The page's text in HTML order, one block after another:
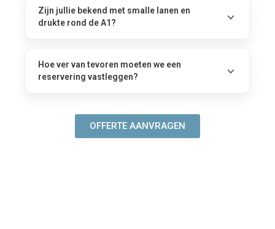
Zijn jullie bekend met smalle lanen en
drukte rond de A1?
Hoe ver van tevoren moeten we een
reservering vastleggen?
OFFERTE AANVRAGEN